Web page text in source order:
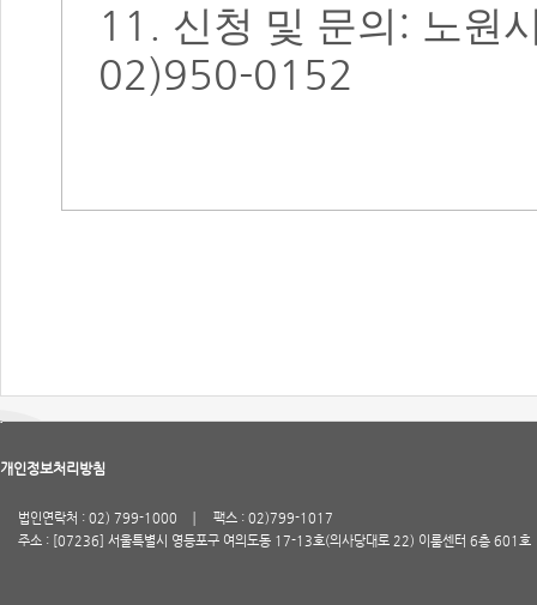
11. 신청 및 문의 : 노원
02)950-0152
개인정보처리방침
법인연락처 : 02) 799-1000
팩스 : 02)799-1017
주소 : [07236] 서울특별시 영등포구 여의도동 17-13호(의사당대로 22) 이룸센터 6층 601호